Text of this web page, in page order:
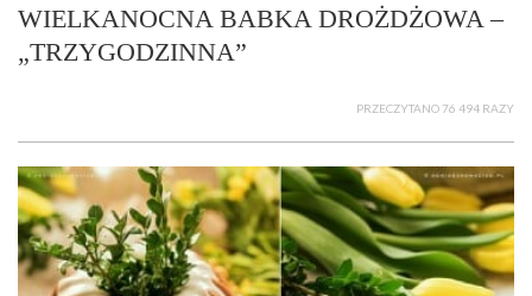
WIELKANOCNA BABKA DROŻDŻOWA –
„TRZYGODZINNA”
PRZECZYTANO 76 494 RAZY